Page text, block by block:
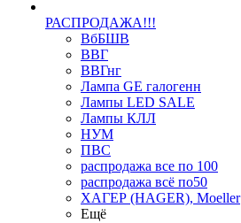
РАСПРОДАЖА!!!
ВбБШВ
ВВГ
ВВГнг
Лампа GE галогенн
Лампы LED SALE
Лампы КЛЛ
НУМ
ПВС
распродажа все по 100
распродажа всё по50
ХАГЕР (HAGER), Moeller
Ещё